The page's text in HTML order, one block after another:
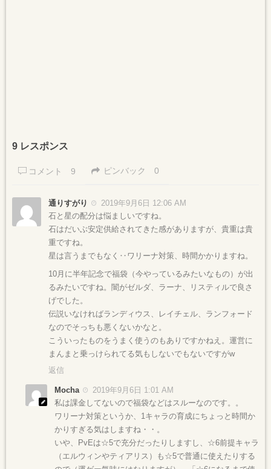
9 レスポンス
コメント 9 ピンバック 0
通りすがり
2019年9月6日 12:06 AM
石と星の配分は悩ましいですね。
石はだいぶ安定供給されてきた感がありますが、貴重は貴
重ですね。
星は言うまでもなく‥ワリーナ対策、時間かかりますね。
10月に半年記念で福袋（今やっているみたいなもの）が出
るみたいですね。闇がゼルダ、ラーナ、リスティルで良さ
げでした。
伝説いなければランディウス、レイチェル、ランフォード
なのでそっちも悪くないかなと。
こういったものをうまく使うのもありですかねえ。運営に
まんまと乗っけられてる気もしないでもないですがw
返信
Mocha
2019年9月6日 1:01 AM
私は課金してないので福袋などはスルーなのです。。
ワリーナ対策というか、1キャラの育成にちょっと時間か
かりすぎる気はしますね・・。
いや、PvEは☆5で充分だったりしますし、☆6前提キャラ
（エルウィンやティアリス）も☆5で普通に使えたりする